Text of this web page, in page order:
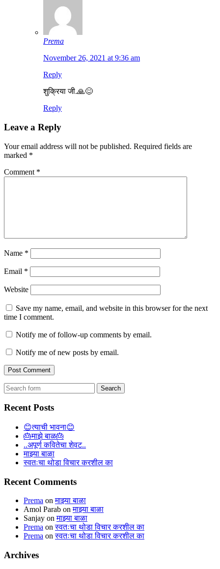
Prema
November 26, 2021 at 9:36 am
Reply
शुक्रिया जी.🙏😊
Reply
Leave a Reply
Your email address will not be published. Required fields are
marked *
Comment *
Name *
Email *
Website
Save my name, email, and website in this browser for the next
time I comment.
Notify me of follow-up comments by email.
Notify me of new posts by email.
Search
for:
Recent Posts
😊त्याची भावना😊
🎂माझे बाळ🎂
..अपूर्ण कवितेचा शेवट..
माझ्या बाळा
स्वतःचा थोडा विचार करशील का
Recent Comments
Prema onमाझ्या बाळा
Amol Parab onमाझ्या बाळा
Sanjay onमाझ्या बाळा
Prema onस्वतःचा थोडा विचार करशील का
Prema onस्वतःचा थोडा विचार करशील का
Archives